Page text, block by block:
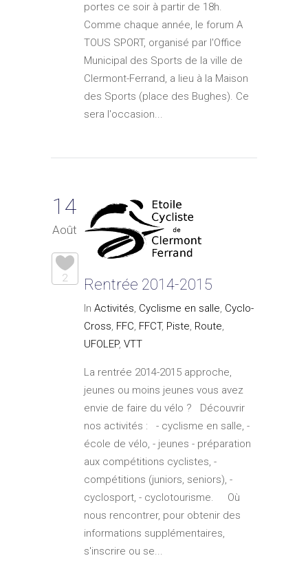
portes ce soir à partir de 18h.
Comme chaque année, le forum A
TOUS SPORT, organisé par l'Office
Municipal des Sports de la ville de
Clermont-Ferrand, a lieu à la Maison
des Sports (place des Bughes). Ce
sera l'occasion...
14
Août
2 Rentrée 2014-2015
In Activités, Cyclisme en salle, Cyclo-
Cross, FFC, FFCT, Piste, Route,
UFOLEP, VTT
La rentrée 2014-2015 approche,
jeunes ou moins jeunes vous avez
envie de faire du vélo ? Découvrir
nos activités : - cyclisme en salle, -
école de vélo, - jeunes - préparation
aux compétitions cyclistes, -
compétitions (juniors, seniors), -
cyclosport, - cyclotourisme. Où
nous rencontrer, pour obtenir des
informations supplémentaires,
s'inscrire ou se...